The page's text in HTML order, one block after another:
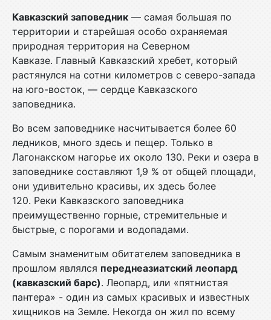
Кавказский заповедник — самая большая по
территории и старейшая особо охраняемая
природная территория на Северном
Кавказе. Главный Кавказский хребет, который
растянулся на сотни километров с северо-запада
на юго-восток, — сердце Кавказского
заповедника.
Во всем заповеднике насчитывается более 60
ледников, много здесь и пещер. Только в
Лагонакском нагорье их около 130. Реки и озера в
заповеднике составляют 1,9 % от общей площади,
они удивительно красивы, их здесь более
120. Реки Кавказского заповедника
преимущественно горные, стремительные и
быстрые, с порогами и водопадами.
Самым знаменитым обитателем заповедника в
прошлом являлся переднеазиатский леопард
(кавказский барс). Леопард, или «пятнистая
пантера» - один из самых красивых и известных
хищников на Земле. Некогда он жил по всему